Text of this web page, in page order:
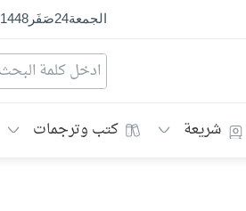
الجمعة24صَفَر1448 هـ
شريعة كتب وترجمات